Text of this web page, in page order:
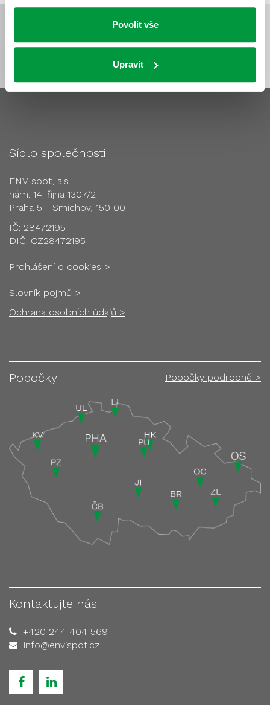
Povolit vše
Upravit
Sídlo společnosti
ENVIspot, a.s.
nám. 14. října 1307/2
Praha 5 - Smíchov, 150 00
IČ: 28472195
DIČ: CZ28472195
Prohlášení o cookies >
Slovník pojmů >
Ochrana osobních údajů >
Pobočky Pobočky podrobně >
Kontaktujte nás
+420 244 404 569
info@envispot.cz